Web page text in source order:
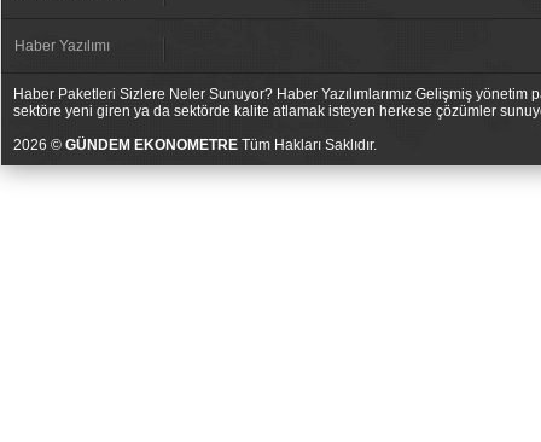
Haber Yazılımı
Haber Paketleri Sizlere Neler Sunuyor? Haber Yazılımlarımız Gelişmiş
sektöre yeni giren ya da sektörde kalite atlamak isteyen herkese çözümler
2026 © GÜNDEM EKONOMETRE Tüm Hakları Saklıdır.